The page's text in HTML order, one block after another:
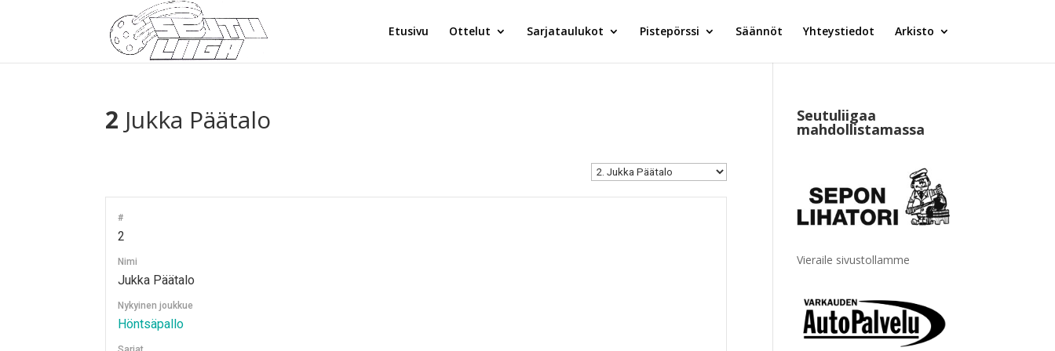
Etusivu Ottelut Sarjataulukot Pistepörssi Säännöt Yhteystiedot Arkisto
2 Jukka Päätalo
#
2
Nimi
Jukka Päätalo
Nykyinen joukkue
Höntsäpallo
Seutuliigaa
mahdollistamassa
Vieraile sivustollamme